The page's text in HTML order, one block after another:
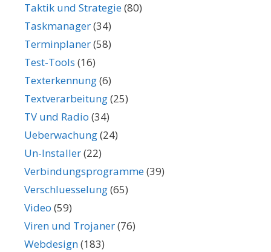
Taktik und Strategie(80)
Taskmanager(34)
Terminplaner(58)
Test-Tools (16)
Texterkennung(6)
Textverarbeitung(25)
TV und Radio (34)
Ueberwachung(24)
Un-Installer(22)
Verbindungsprogramme(39)
Verschluesselung(65)
Video (59)
Viren und Trojaner(76)
Webdesign(183)